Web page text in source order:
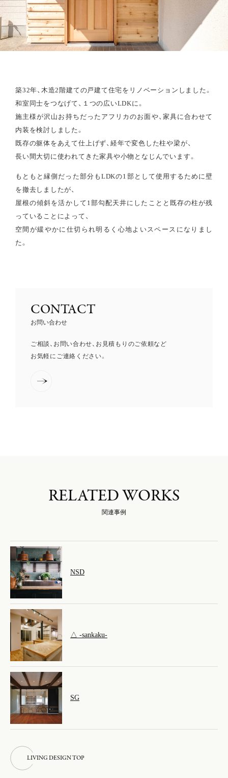
築32年、木造2階建ての戸建て住宅をリノベーションしました。
和室同士をつなげて、１つの広いLDKに。
施主様が沢山お持ちだったアフリカのお面や、家具に合わせて
内装を検討しました。
既存の躯体をあえて仕上げず、経年で変色した柱や梁が、
長い間大切に使われてきた家具や小物となじんでいます。
もともと縁側だった部分もLDKの1部として使用するために壁
を撤去しましたが、
屋根の傾斜を活かして1部勾配天井にしたことと既存の柱が残
っていることによって、
空間が緩やかに仕切られ明るく心地よいスペースになりまし
た。
CONTACT
お問い合わせ
ご相談、お問い合わせ、お見積もりのご依頼など
お気軽にご連絡ください。
RELATED WORKS
関連事例
NSD
△ -sankaku-
SG
LIVING DESIGNTOP
I